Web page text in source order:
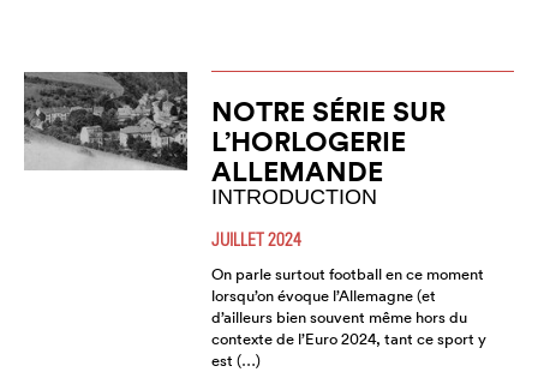
NOTRE SÉRIE SUR
L’HORLOGERIE
ALLEMANDE
INTRODUCTION
JUILLET 2024
On parle surtout football en ce moment
lorsqu’on évoque l’Allemagne (et
d’ailleurs bien souvent même hors du
contexte de l’Euro 2024, tant ce sport y
est (…)